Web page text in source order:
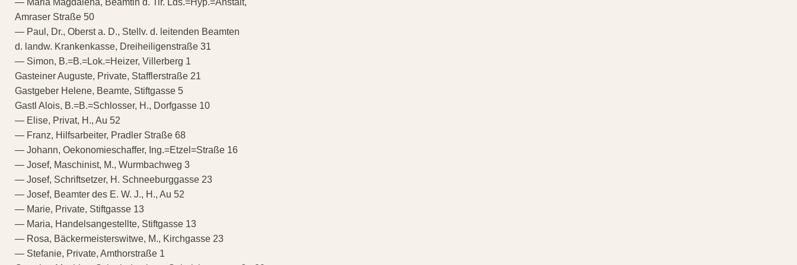
Amraser Straße 50
— Paul, Dr., Oberst a. D., Stellv. d. leitenden Beamten
d. landw. Krankenkasse, Dreiheiligenstraße 31
— Simon, B.=B.=Lok.=Heizer, Villerberg 1
Gasteiner Auguste, Private, Stafflerstraße 21
Gastgeber Helene, Beamte, Stiftgasse 5
Gastl Alois, B.=B.=Schlosser, H., Dorfgasse 10
— Elise, Privat, H., Au 52
— Franz, Hilfsarbeiter, Pradler Straße 68
— Johann, Oekonomieschaffer, Ing.=Etzel=Straße 16
— Josef, Maschinist, M., Wurmbachweg 3
— Josef, Schriftsetzer, H. Schneeburggasse 23
— Josef, Beamter des E. W. J., H., Au 52
— Marie, Private, Stiftgasse 13
— Maria, Handelsangestellte, Stiftgasse 13
— Rosa, Bäckermeisterswitwe, M., Kirchgasse 23
— Stefanie, Private, Amthorstraße 1